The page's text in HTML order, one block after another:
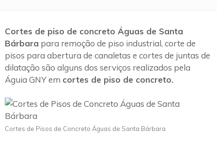
Cortes de piso de concreto Águas de Santa
Bárbara para remoção de piso industrial, corte de
pisos para abertura de canaletas e cortes de juntas de
dilatação são alguns dos serviços realizados pela
Águia GNY em cortes de piso de concreto.
Cortes de Pisos de Concreto Águas de Santa Bárbara